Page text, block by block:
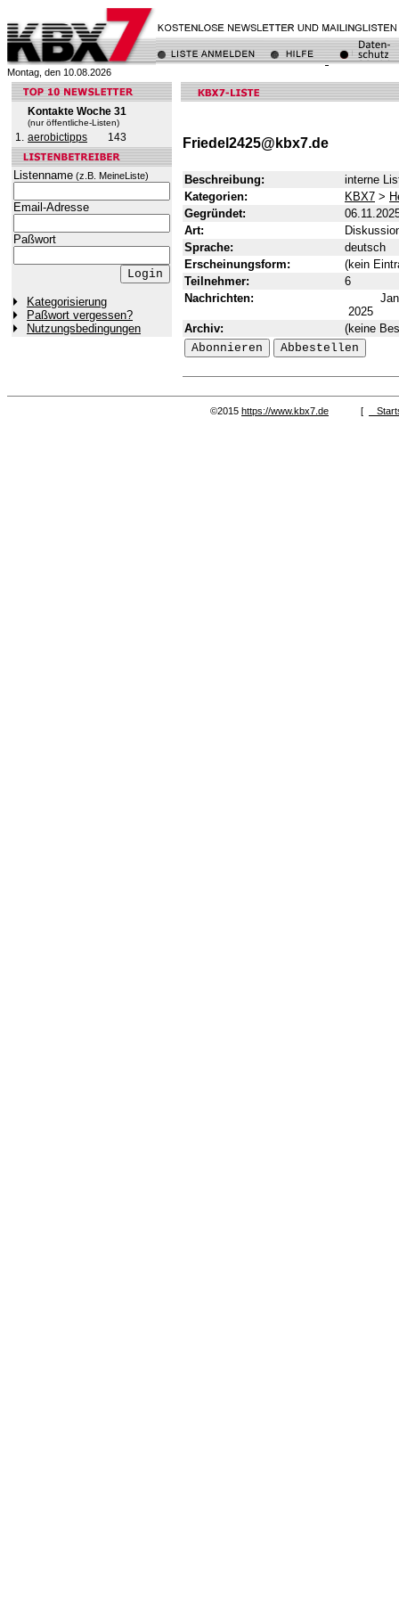
Montag, den 10.08.2026
Kontakte Woche 31
(nur öffentliche-Listen)
1. aerobictipps 143
Listenname (z.B. MeineListe)
Email-Adresse
Paßwort
Kategorisierung
Paßwort vergessen?
Nutzungsbedingungen
Friedel2425@kbx7.de
Beschreibung:
interne
Kategorien:
KBX7 >
Gegründet:
Art:
Sprache:
deutsch
Erscheinungsform:
(kein
Teilnehmer:
6
Nachrichten:
2025
Archiv:
(keine
©2015 https://www.kbx7.de [